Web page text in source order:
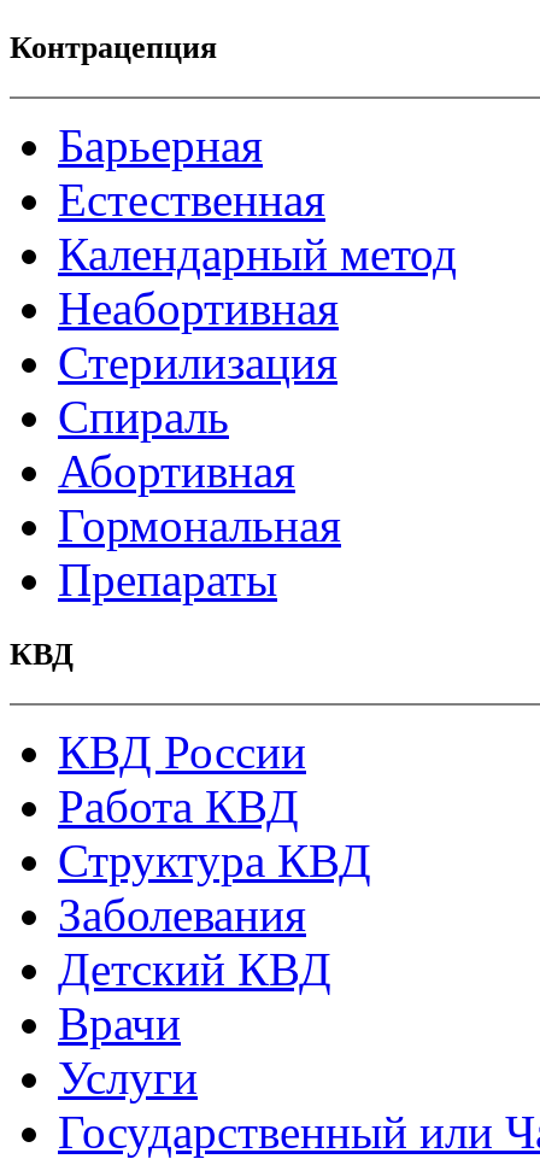
Контрацепция
Барьерная
Естественная
Календарный метод
Неабортивная
Стерилизация
Спираль
Абортивная
Гормональная
Препараты
КВД
КВД России
Работа КВД
Структура КВД
Заболевания
Детский КВД
Врачи
Услуги
Государственный или